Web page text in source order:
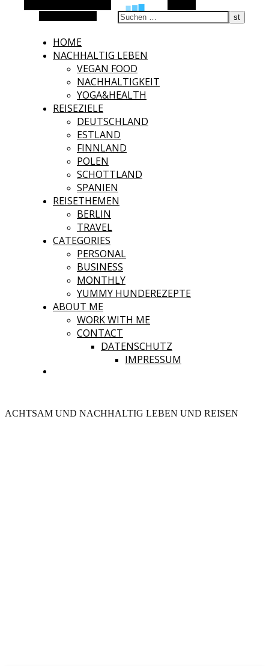
HOME
NACHHALTIG LEBEN
VEGAN FOOD
NACHHALTIGKEIT
YOGA&HEALTH
REISEZIELE
DEUTSCHLAND
ESTLAND
FINNLAND
POLEN
SCHOTTLAND
SPANIEN
REISETHEMEN
BERLIN
TRAVEL
CATEGORIES
PERSONAL
BUSINESS
MONTHLY
YUMMY HUNDEREZEPTE
ABOUT ME
WORK WITH ME
CONTACT
DATENSCHUTZ
IMPRESSUM
ACHTSAM UND NACHHALTIG LEBEN UND REISEN